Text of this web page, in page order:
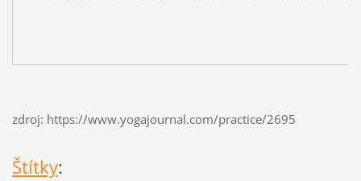
zdroj: https://www.yogajournal.com/practice/2695
Štítky: